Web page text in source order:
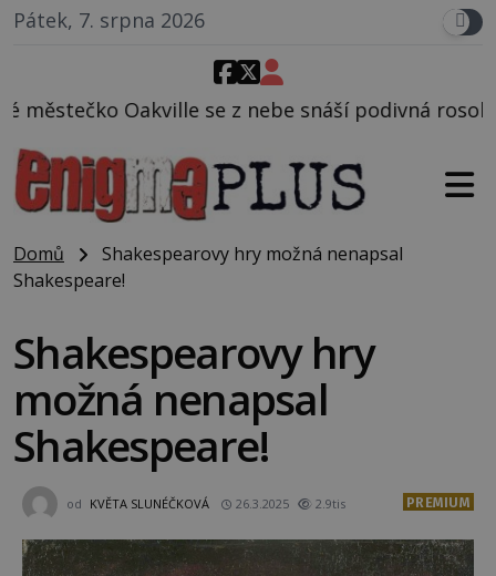
Pátek, 7. srpna 2026
nebe snáší podivná rosolovitá látka neznámého
Domů
Shakespearovy hry možná nenapsal
Shakespeare!
Shakespearovy hry
možná nenapsal
Shakespeare!
od KVĚTA SLUNÉČKOVÁ 26.3.2025 2.9tis PREMIUM